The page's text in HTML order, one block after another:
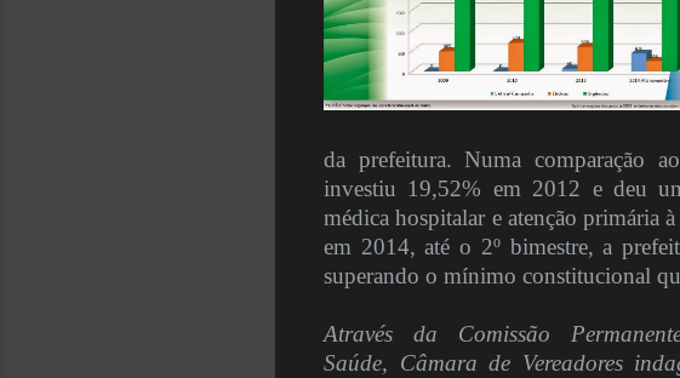
da prefeitura. Numa comparação
investiu 19,52% em 2012 e deu
médica hospitalar e atenção primária
em 2014, até o 2º bimestre, a
superando o mínimo constitucional
Através da Comissão
Saúde, Câmara de Vereadores